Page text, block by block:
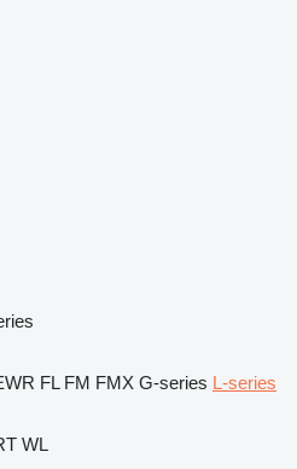
FL FM FMX G-series L-series
WL